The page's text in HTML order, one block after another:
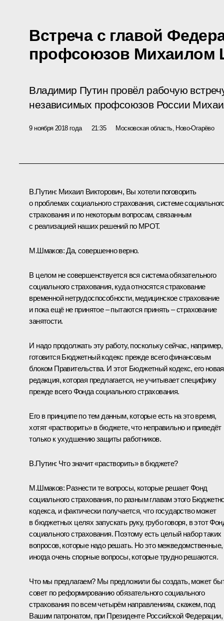
Встреча с главой
профсоюзов
Владимир Путин провёл рабочую
независимых профсоюзов России
9 ноября 2018 года 21:35 Московская область, Ново-Огарёво
В.Путин: Михаил Викторович, Вы хотели поговорить
о проблемах социального страхования, системе
страхования и по некоторым вопросам, связанным
с реализацией наших решений по МРОТ.
М.Шмаков:Да, совершенно верно.
В целом не совершенствуется вся система обязательного
социального страхования, куда относятся страхование
временной нетрудоспособности, медицинское страхование
и пока ещё не принятое – пытаются принять – страхование
занятости.
И надо продолжать эту работу, поскольку сейчас, например,
готовится Бюджетный кодекс прежде всего финансовым
блоком Правительства. И этот Бюджетный кодекс, его новая
редакция, которая предлагается, не учитывает специфику
прежде всего Фонда социального страхования.
Его в принципе по тем данным, которые есть на это время,
хотят «растворить» в бюджете, что неправильно и приведёт
только к ухудшению защиты работников.
В.Путин: Что значит «растворить» в бюджете?
М.Шмаков: Разнести те вопросы, которые решает Фонд
социального страхования, по разным главам этого
кодекса, и фактически получается, что государство может
в бюджетных целях запускать руку, грубо говоря, в этот
социального страхования. Поэтому есть целый набор таких
вопросов, которые надо решать. Но это межведомственные,
иногда очень спорные вопросы, которые трудно решаются.
Что мы предлагаем? Мы предложили бы создать, может
совет по реформированию обязательного социального
страхования по всем четырём направлениям, скажем, под
Вашим патронатом, при Президенте Российской Федерации,